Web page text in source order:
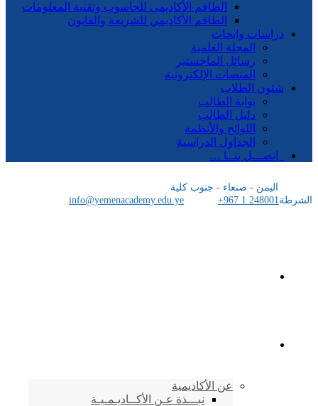
الطاقم الأكاديمي للحاسوب وتقنية المعلومات
الطاقم الأكاديمي للشريعة والقانون
دراسات وابحاث
المجلة العلمية
رسائل الماجستير
المنصات الإلكترونية
شئون الطلاب
بوابة الطالب
دليل الطالب
اللوائح والأنظمة
الجداول الدراسية
إتصـــل بنــا …
اليمن - صنعاء - جنوب كلية
الشرطة
info@yemenacademy.edu.ye +967 1 248001
عن الأكاديمية
نبـــذة عـن الأكــاديـمـيـة